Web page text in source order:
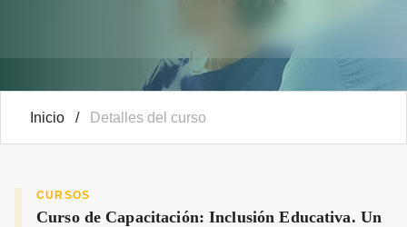
Inicio / Detalles del curso
CURSOS
Curso de Capacitación: Inclusión Educativa. Un